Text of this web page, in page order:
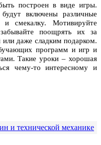
построен в виде игры.
включены различные
смекалку. Мотивируйте
поощрять их за
даже сладким подарком.
программ и игр и
Такие уроки – хорошая
чему-то интересному и
и технической механике